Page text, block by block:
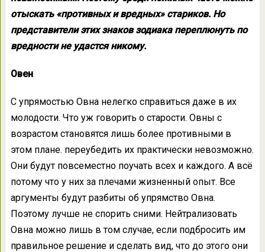
отыскать «противных и вредных» стариков. Но
представители этих знаков зодиака переплюнуть по
вредности не удастся никому.
Овен
С упрямостью Овна нелегко справиться даже в их
молодости. Что уж говорить о старости. Овны с
возрастом становятся лишь более противными в
этом плане. переубедить их практически невозможно.
Они будут повсеместно поучать всех и каждого. А всё
потому что у них за плечами жизненный опыт. Все
аргументы будут разбиты об упрямство Овна.
Поэтому лучше не спорить сними. Нейтрализовать
Овна можно лишь в том случае, если подбросить им
правильное решение и сделать вид, что до этого они